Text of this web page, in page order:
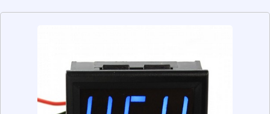
permitem aos usuários ver a leitura de forma clara e
voltímetros analógicos são uma ótima opção para quem
precisa de precisão e confiabilidade em suas medições